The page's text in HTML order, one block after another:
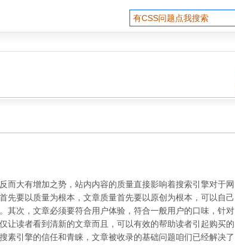
大有增加之势，站内内容的质量直接影响着搜索引擎对于网
先要以质量为根本，文章质量首先要以原创为根本，可以自己
其次，文章必须要符合用户体验，符合一般用户的口味，针对
让读者看到清新的文章而且，可以有效的帮助读者引起购买的
素引擎的信任和青睐，文章被收录的基础问题咱们已经解决了